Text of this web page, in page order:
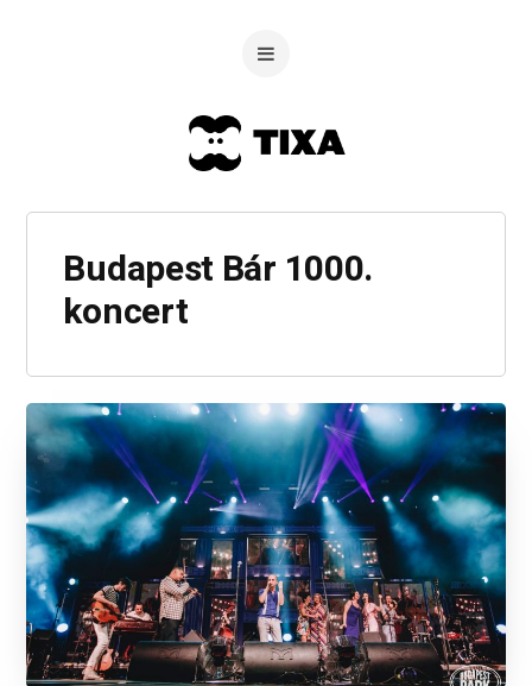
Budapest Bár 1000.
koncert